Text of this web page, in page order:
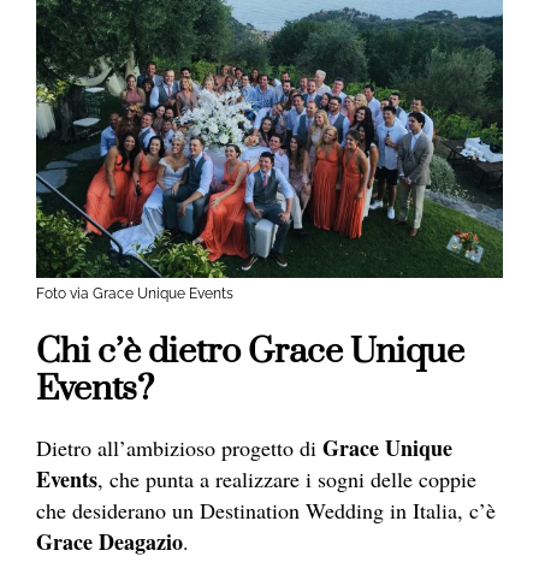
Foto via Grace Unique Events
Chi c’è dietro Grace Unique
Events?
Dietro all’ambizioso progetto di Grace Unique
Events, che punta a realizzare i sogni delle coppie
che desiderano un Destination Wedding in Italia, c’è
Grace Deagazio.